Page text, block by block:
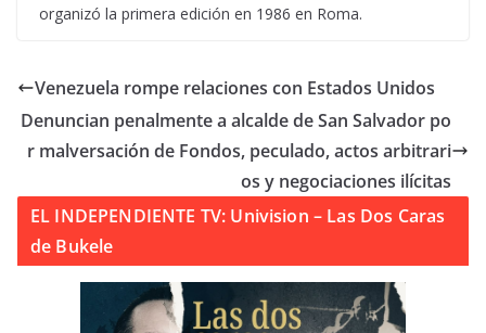
organizó la primera edición en 1986 en Roma.
Venezuela rompe relaciones con Estados Unidos
Denuncian penalmente a alcalde de San Salvador po
r malversación de Fondos, peculado, actos arbitrari
os y negociaciones ilícitas
EL INDEPENDIENTE TV: Univision – Las Dos Caras
de Bukele